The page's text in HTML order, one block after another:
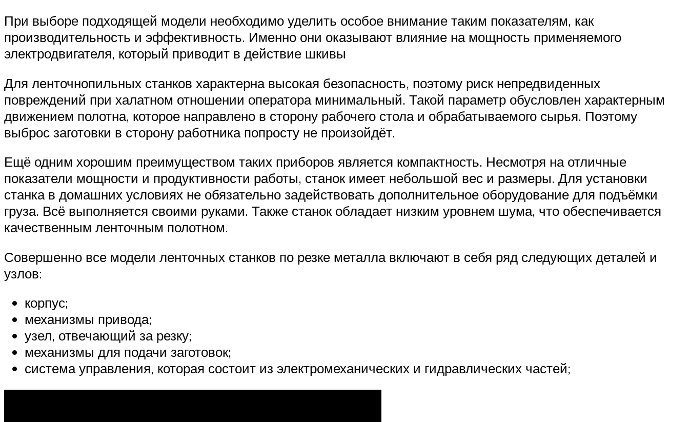
При выборе подходящей модели необходимо уделить особое внимание таким показателям, как
производительность и эффективность. Именно они оказывают влияние на мощность применяемого
электродвигателя, который приводит в действие шкивы
Для ленточнопильных станков характерна высокая безопасность, поэтому риск непредвиденных
повреждений при халатном отношении оператора минимальный. Такой параметр обусловлен характерным
движением полотна, которое направлено в сторону рабочего стола и обрабатываемого сырья. Поэтому
выброс заготовки в сторону работника попросту не произойдёт.
Ещё одним хорошим преимуществом таких приборов является компактность. Несмотря на отличные
показатели мощности и продуктивности работы, станок имеет небольшой вес и размеры. Для установки
станка в домашних условиях не обязательно задействовать дополнительное оборудование для подъёмки
груза. Всё выполняется своими руками. Также станок обладает низким уровнем шума, что обеспечивается
качественным ленточным полотном.
Совершенно все модели ленточных станков по резке металла включают в себя ряд следующих деталей и
узлов:
корпус;
механизмы привода;
узел, отвечающий за резку;
механизмы для подачи заготовок;
система управления, которая состоит из электромеханических и гидравлических частей;